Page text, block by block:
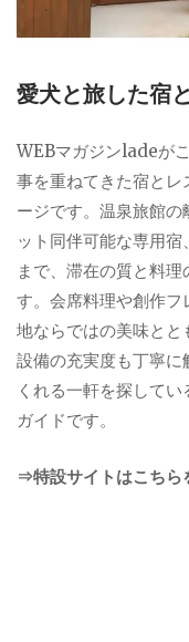
愛犬と旅した宿
WEBマガジンladeが
事を重ねてきた宿と
ージです。温泉旅館
ット同伴可能な専用
まで、滞在の質と料
す。会席料理や創作
地ならではの美味とと
設備の充実度も丁寧に
くれる一軒を探して
ガイドです。
⇒特設サイトはこちら